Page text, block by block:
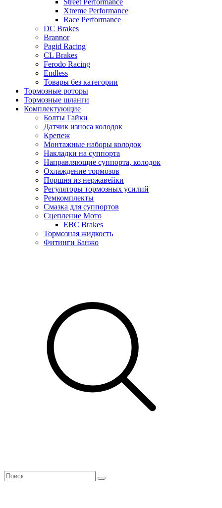
Street Performance
Xtreme Performance
Race Performance
DC Brakes
Brannor
Pagid Racing
CL Brakes
Ferodo Racing
Endless
Товары без категории
Тормозные роторы
Тормозные шланги
Комплектующие
Болты Гайки
Датчик износа колодок
Крепеж
Монтажные наборы колодок
Накладки на суппорта
Направляющие суппорта, колодок
Охлаждение тормозов
Поршня из нержавейки
Регуляторы тормозных усилий
Ремкомплекты
Смазка для суппортов
Сцепление Мото
EBC Brakes
Тормозная жидкость
Фитинги Банжо